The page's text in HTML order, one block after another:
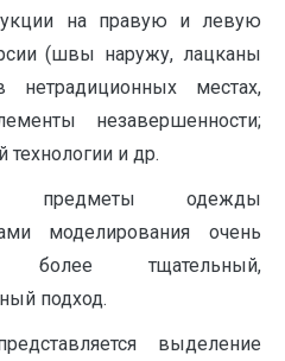
на правую и левую
(швы наружу, лацканы
местах,
незавершенности;
и др.
предметы одежды
моделирования очень
более тщательный,
подход.
выделение